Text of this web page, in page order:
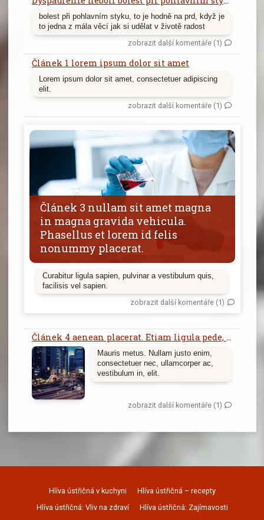
bolest při pohlavním styku, to je hodně na prd, když je
to jedna z mála věcí jak si udělat v životě radost
zobrazit další komentáře (1)
Článek 1 lorem ipsum dolor sit amet
Lorem ipsum dolor sit amet, consectetuer adipiscing
elit.
zobrazit další komentáře (1)
Článek 3 nullam sit amet magna
in magna gravida vehicula.
Phasellus et lorem id felis
nonummy placerat.
Curabitur ligula sapien, pulvinar a vestibulum quis,
facilisis vel sapien.
zobrazit další komentáře (1)
Článek 4 aenean placerat. Etiam ligula pede, sagittis quis, interdum ultricies, scelerisque eu.
Mauris metus. Nullam justo enim,
consectetuer nec, ullamcorper ac,
vestibulum in, elit.
zobrazit další komentáře (1)
Hlíva ústřičná v kuchyni
Hlíva ústřičná – recepty
Hlíva ústřičná: Vliv na zdraví
Hlíva ústřičná: Zajímavosti